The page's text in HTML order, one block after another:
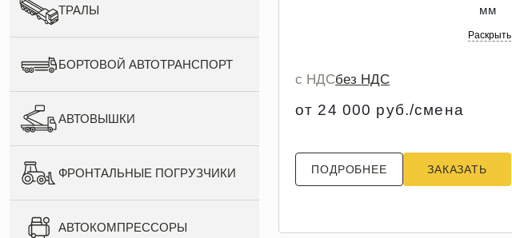
ТРАЛЫ
БОРТОВОЙ АВТОТРАНСПОРТ
АВТОВЫШКИ
ФРОНТАЛЬНЫЕ ПОГРУЗЧИКИ
АВТОКОМПРЕССОРЫ
мм
Раскрыть
с НДСбез НДС
от 24 000 руб./смена
ПОДРОБНЕЕ ЗАКАЗАТЬ